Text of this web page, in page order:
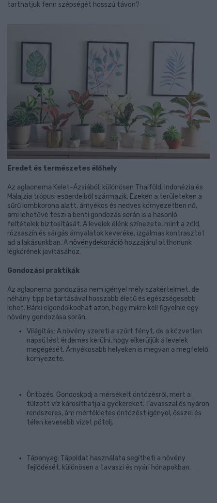
tarthatjuk fenn szépségét hosszú távon?
Eredet és természetes élőhely
Az aglaonema Kelet-Ázsiából, különösen Thaiföld, Indonézia és
Malajzia trópusi esőerdeiből származik. Ezeken a területeken a
sűrű lombkorona alatt, árnyékos és nedves környezetben nő,
ami lehetővé teszi a benti gondozás során is a hasonló
feltételek biztosítását. A levelek élénk színezete, mint a zöld,
rózsaszín és sárgás árnyalatok keveréke, izgalmas kontrasztot
ad a lakásunkban. A növénydekoráció hozzájárul otthonunk
légkörének javításához.
Gondozási praktikák
Az aglaonema gondozása nem igényel mély szakértelmet, de
néhány tipp betartásával hosszabb életű és egészségesebb
lehet. Bárki elgondolkodhat azon, hogy mikre kell figyelnie egy
növény gondozása során.
Világítás: A növény szereti a szűrt fényt, de a közvetlen
napsütést érdemes kerülni, hogy elkerüljük a levelek
megégését. Árnyékosabb helyeken is megvan a megfelelő
környezete.
Öntözés: Gondoskodj a mérsékelt öntözésről, mert a
túlzott víz károsíthatja a gyökereket. Tavasszal és nyáron
rendszeres, ám mértékletes öntözést igényel, ősszel és
télen kevesebb vizet pótolj.
Tápanyag: Tápoldat használata segítheti a növény
fejlődését, különösen a tavaszi és nyári hónapokban.